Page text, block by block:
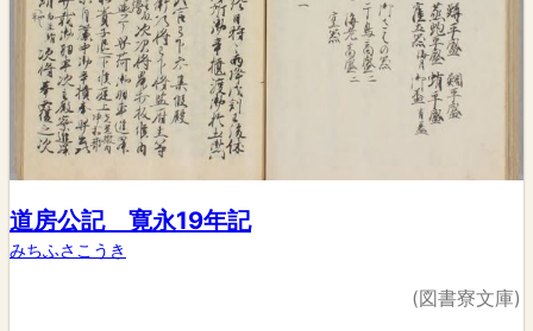
道房公記 寛永19年記
みちふさこうき
(図書寮文庫)